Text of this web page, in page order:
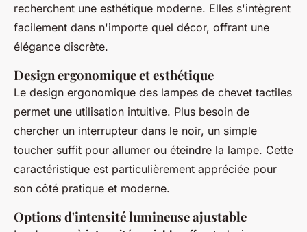
recherchent une esthétique moderne. Elles s'intègrent
facilement dans n'importe quel décor, offrant une
élégance discrète.
Design ergonomique et esthétique
Le design ergonomique des lampes de chevet tactiles
permet une utilisation intuitive. Plus besoin de
chercher un interrupteur dans le noir, un simple
toucher suffit pour allumer ou éteindre la lampe. Cette
caractéristique est particulièrement appréciée pour
son côté pratique et moderne.
Options d'intensité lumineuse ajustable